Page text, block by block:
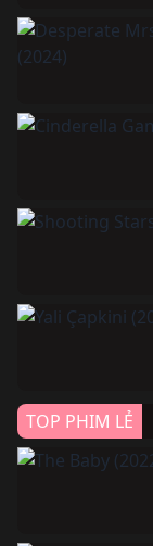
TOP PHIM LẺ